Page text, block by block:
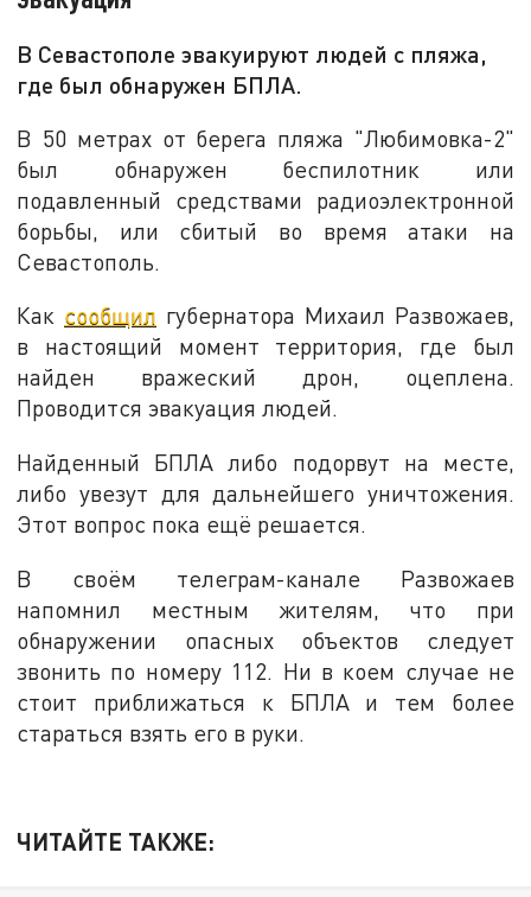
В Севастополе эвакуируют людей с пляжа,
где был обнаружен БПЛА.
В 50 метрах от берега пляжа "Любимовка-2"
был обнаружен беспилотник или
подавленный средствами радиоэлектронной
борьбы, или сбитый во время атаки на
Севастополь.
Как сообщил губернатора Михаил Развожаев,
в настоящий момент территория, где был
найден вражеский дрон, оцеплена.
Проводится эвакуация людей.
Найденный БПЛА либо подорвут на месте,
либо увезут для дальнейшего уничтожения.
Этот вопрос пока ещё решается.
В своём телеграм-канале Развожаев
напомнил местным жителям, что при
обнаружении опасных объектов следует
звонить по номеру 112. Ни в коем случае не
стоит приближаться к БПЛА и тем более
стараться взять его в руки.
ЧИТАЙТЕ ТАКЖЕ: